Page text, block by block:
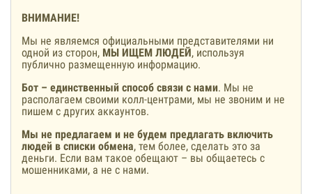
ВНИМАНИЕ!
Мы не являемся официальными представителями ни
одной из сторон, МЫ ИЩЕМ ЛЮДЕЙ, используя
публично размещенную информацию.
Бот – единственный способ связи с нами. Мы не
располагаем своими колл-центрами, мы не звоним и не
пишем с других аккаунтов.
Мы не предлагаем и не будем предлагать включить
людей в списки обмена, тем более, сделать это за
деньги. Если вам такое обещают – вы общаетесь с
мошенниками, а не с нами.